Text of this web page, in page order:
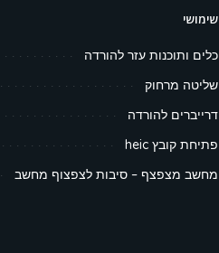
שימושי
כלים ותוכנות עזר להורדה
שליטה מרחוק
דרייברים להורדה
פתיחת קובץ heic
מחשב מצפצף – סיבות לצפצוף מחשב